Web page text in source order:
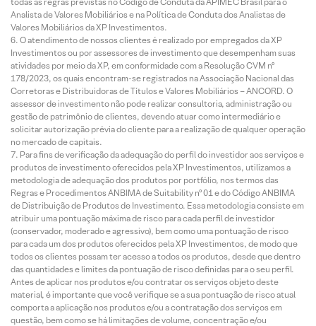
Analista de Valores Mobiliários e na Política de Conduta dos Analistas de
Valores Mobiliários da XP Investimentos.
O atendimento de nossos clientes é realizado por empregados da XP
Investimentos ou por assessores de investimento que desempenham suas
atividades por meio da XP, em conformidade com a Resolução CVM nº
178/2023, os quais encontram-se registrados na Associação Nacional das
Corretoras e Distribuidoras de Títulos e Valores Mobiliários – ANCORD. O
assessor de investimento não pode realizar consultoria, administração ou
gestão de patrimônio de clientes, devendo atuar como intermediário e
solicitar autorização prévia do cliente para a realização de qualquer operação
no mercado de capitais.
Para fins de verificação da adequação do perfil do investidor aos serviços e
produtos de investimento oferecidos pela XP Investimentos, utilizamos a
metodologia de adequação dos produtos por portfólio, nos termos das
Regras e Procedimentos ANBIMA de Suitability nº 01 e do Código ANBIMA
de Distribuição de Produtos de Investimento. Essa metodologia consiste em
atribuir uma pontuação máxima de risco para cada perfil de investidor
(conservador, moderado e agressivo), bem como uma pontuação de risco
para cada um dos produtos oferecidos pela XP Investimentos, de modo que
todos os clientes possam ter acesso a todos os produtos, desde que dentro
das quantidades e limites da pontuação de risco definidas para o seu perfil.
Antes de aplicar nos produtos e/ou contratar os serviços objeto deste
material, é importante que você verifique se a sua pontuação de risco atual
comporta a aplicação nos produtos e/ou a contratação dos serviços em
questão, bem como se há limitações de volume, concentração e/ou